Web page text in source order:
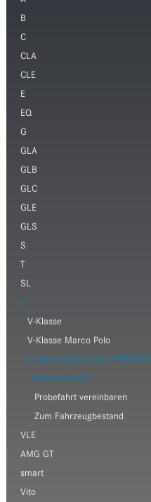
B
C
CLA
CLE
E
EQ
G
GLA
GLB
GLC
GLE
GLS
S
T
SL
V
V-Klasse
V-Klasse Marco Polo
V-Klasse Marco Polo HORIZON
Informationen
Probefahrt vereinbaren
Zum Fahrzeugbestand
VLE
AMG GT
smart
Vito